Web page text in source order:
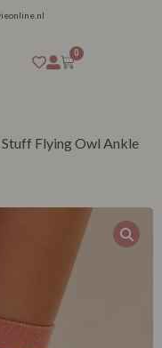
0
Flying Owl Ankle